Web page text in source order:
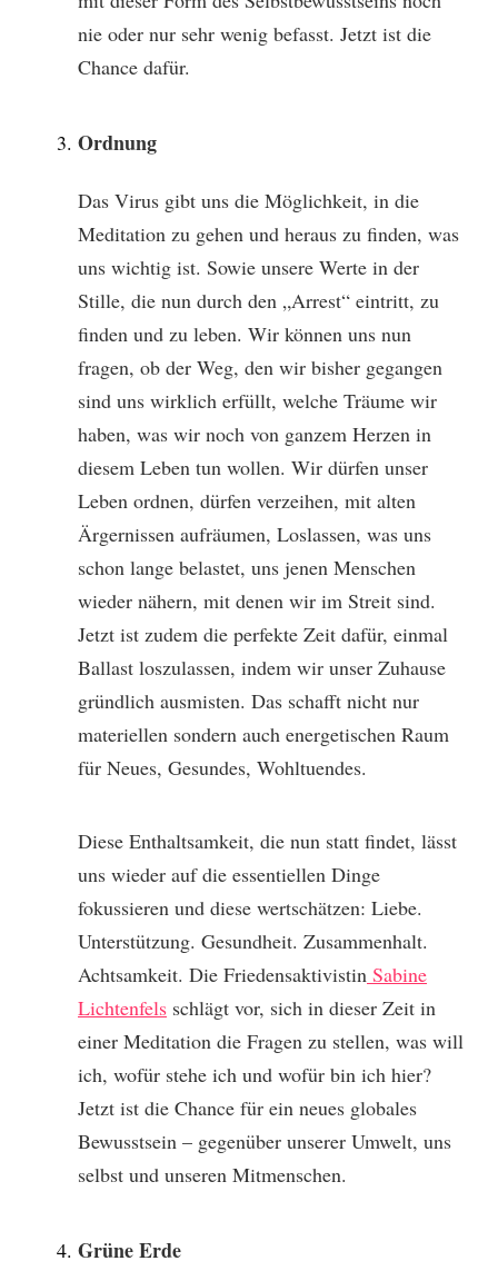
nie oder nur sehr wenig befasst. Jetzt ist die
Chance dafür.
Ordnung
Das Virus gibt uns die Möglichkeit, in die
Meditation zu gehen und heraus zu finden, was
uns wichtig ist. Sowie unsere Werte in der
Stille, die nun durch den „Arrest“ eintritt, zu
finden und zu leben. Wir können uns nun
fragen, ob der Weg, den wir bisher gegangen
sind uns wirklich erfüllt, welche Träume wir
haben, was wir noch von ganzem Herzen in
diesem Leben tun wollen. Wir dürfen unser
Leben ordnen, dürfen verzeihen, mit alten
Ärgernissen aufräumen, Loslassen, was uns
schon lange belastet, uns jenen Menschen
wieder nähern, mit denen wir im Streit sind.
Jetzt ist zudem die perfekte Zeit dafür, einmal
Ballast loszulassen, indem wir unser Zuhause
gründlich ausmisten. Das schafft nicht nur
materiellen sondern auch energetischen Raum
für Neues, Gesundes, Wohltuendes.
Diese Enthaltsamkeit, die nun statt findet, lässt
uns wieder auf die essentiellen Dinge
fokussieren und diese wertschätzen: Liebe.
Unterstützung. Gesundheit. Zusammenhalt.
Achtsamkeit. Die Friedensaktivistin Sabine
Lichtenfels schlägt vor, sich in dieser Zeit in
einer Meditation die Fragen zu stellen, was will
ich, wofür stehe ich und wofür bin ich hier?
Jetzt ist die Chance für ein neues globales
Bewusstsein – gegenüber unserer Umwelt, uns
selbst und unseren Mitmenschen.
Grüne Erde